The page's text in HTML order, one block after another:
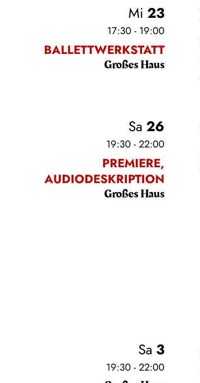
Mi 23
17:30 - 19:00
BALLETTWERKSTATT
Großes Haus
Sa 26
19:30 - 22:00
PREMIERE,
AUDIODESKRIPTION
Großes Haus
Sa 3
19:30 - 22:00